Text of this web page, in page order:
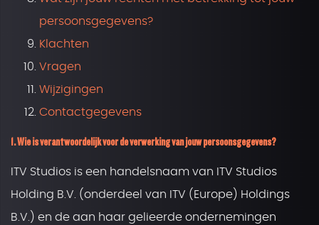
persoonsgegevens?
Klachten
Vragen
Wijzigingen
Contactgegevens
1. Wie is verantwoordelijk voor de verwerking van jouw persoonsgegevens?
ITV Studios is een handelsnaam van ITV Studios
Holding B.V. (onderdeel van ITV (Europe) Holdings
B.V.) en de aan haar gelieerde ondernemingen